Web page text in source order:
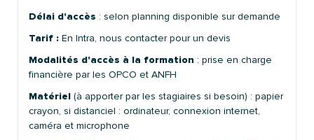
Délai d'accès : selon planning disponible sur demande
Tarif : En Intra, nous contacter pour un devis
Modalités d'accès à la formation : prise en charge
financière par les OPCO et ANFH
Matériel (à apporter par les stagiaires si besoin) : papier
crayon, si distanciel : ordinateur, connexion internet,
caméra et microphone